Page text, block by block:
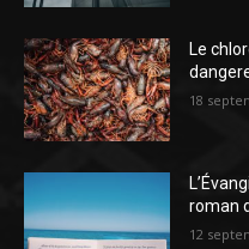
Le
18
roman
12